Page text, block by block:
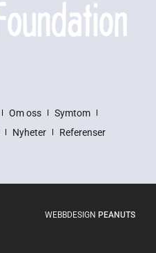
Om oss
Symtom
Nyheter Referenser
WEBBDESIGN PEANUTS